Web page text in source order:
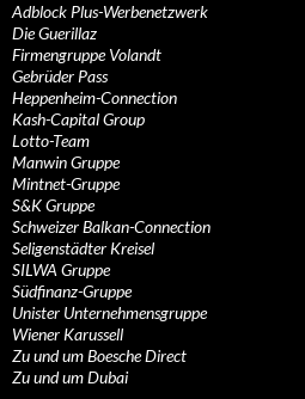
Adblock Plus-Werbenetzwerk
Die Guerillaz
Firmengruppe Volandt
Gebrüder Pass
Heppenheim-Connection
Kash-Capital Group
Lotto-Team
Manwin Gruppe
Mintnet-Gruppe
S&K Gruppe
Schweizer Balkan-Connection
Seligenstädter Kreisel
SILWA Gruppe
Südfinanz-Gruppe
Unister Unternehmensgruppe
Wiener Karussell
Zu und um Boesche Direct
Zu und um Dubai